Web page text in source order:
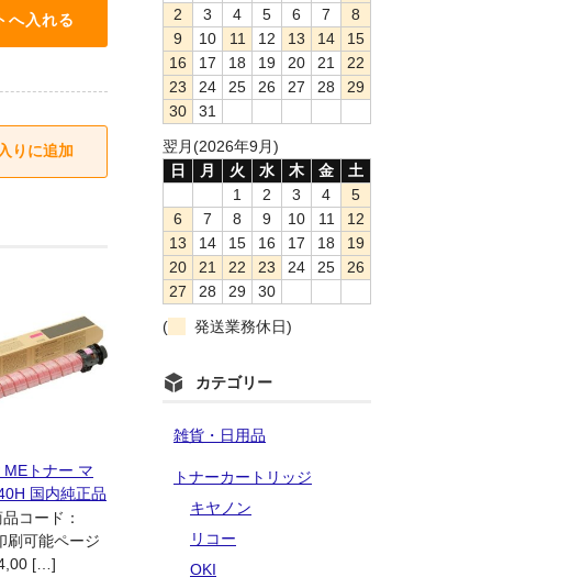
MEトナー マ
国内純正品
コード：
可能ページ
[…]
2
3 4 5 6 7
8
9
10 11 12 13 14
15
16
17 18 19 20 21
22
23
24 25 26 27 28
29
30
31
翌月(2026年9月)
日
月 火 水 木 金
土
1
2 3 4
5
6
7 8 9 10 11
12
13
14 15 16 17 18
19
20
21 22 23 24 25
26
27
28 29
30
(
発送業務休日)
カテゴリー
雑貨・日用品
トナーカートリッジ
キヤノン
リコー
OKI